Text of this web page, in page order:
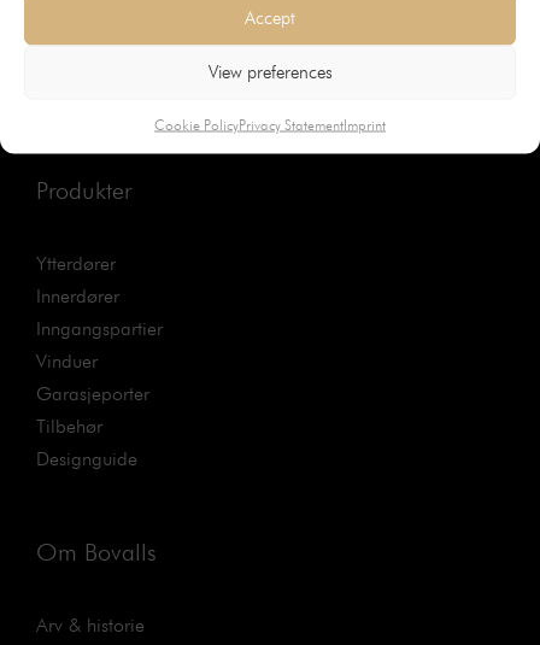
Accept
View preferences
Cookie PolicyPrivacy StatementImprint
info@bovalls.com
Produkter
Ytterdører
Innerdører
Inngangspartier
Vinduer
Garasjeporter
Tilbehør
Designguide
Om Bovalls
Arv & historie